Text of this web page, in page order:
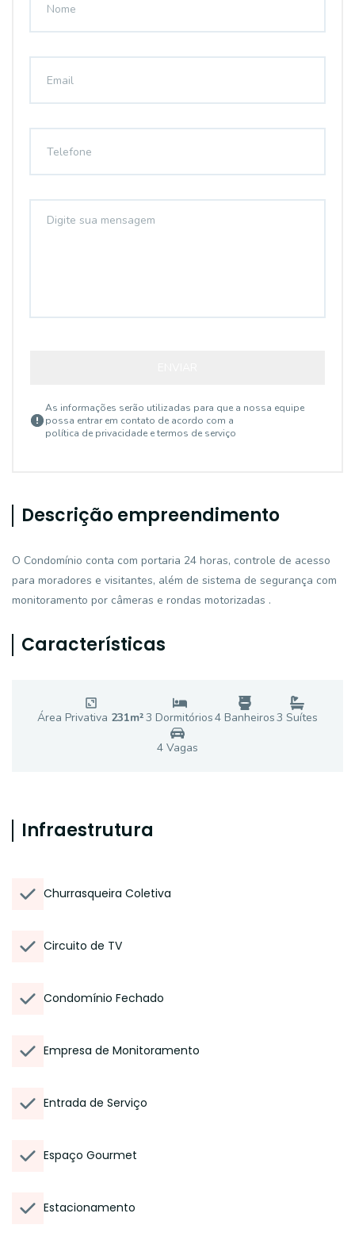
As informações serão utilizadas para que a nossa equipe
possa entrar em contato de acordo com a
política de privacidade e termos de serviço
Descrição empreendimento
O Condomínio conta com portaria 24 horas, controle de acesso
para moradores e visitantes, além de sistema de segurança com
monitoramento por câmeras e rondas motorizadas .
Características
Área Privativa 231m²3 Dormitórios4 Banheiros3 Suítes
4 Vagas
Infraestrutura
Churrasqueira Coletiva
Circuito de TV
Condomínio Fechado
Empresa de Monitoramento
Entrada de Serviço
Espaço Gourmet
Estacionamento